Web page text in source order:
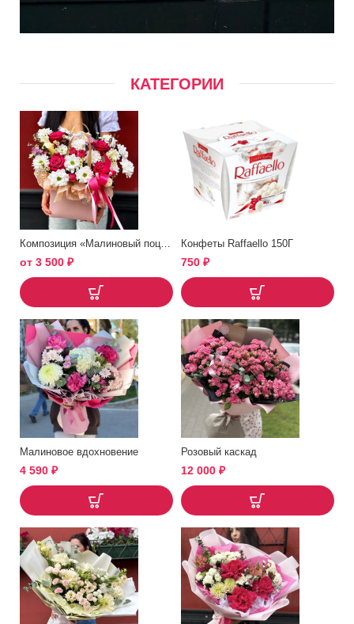
КАТЕГОРИИ
от 3 500 ₽
Конфеты Raffaello 150Г
750 ₽
Малиновое вдохновение
4 590 ₽
Розовый каскад
12 000 ₽